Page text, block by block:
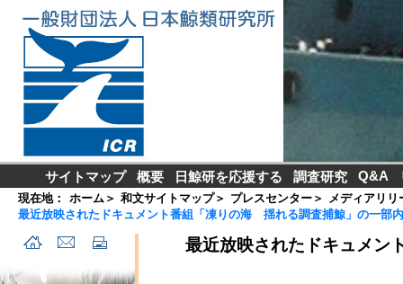
サイトマップ 概要 日鯨研を応援する 調査研究 Q&A
現在地： ホーム ＞ 和文サイトマップ＞ プレスセンター ＞ メディアリリ
最近放映されたドキュメント番組「凍りの海 揺れる調査捕鯨」の一部
最近放映されたドキュメン